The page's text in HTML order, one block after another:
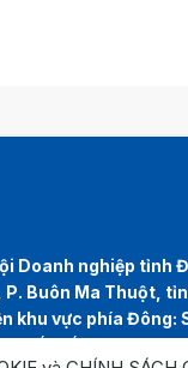
Doanh nghiệp tỉnh
Buôn Ma Thuột,
khu vực phía Đông:
Đắk Lắk